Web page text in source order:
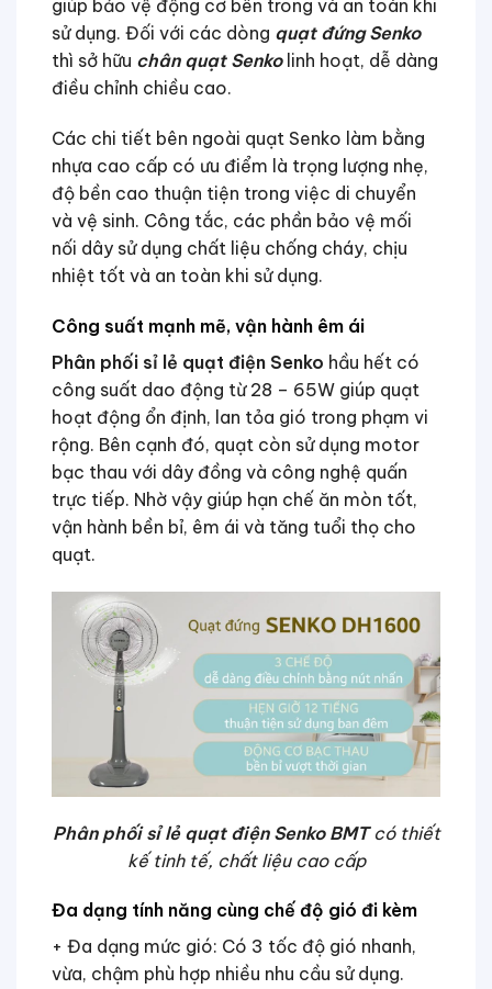
giúp bảo vệ động cơ bên trong và an toàn khi
sử dụng. Đối với các dòng quạt đứng Senko
thì sở hữu chân quạt Senko linh hoạt, dễ dàng
điều chỉnh chiều cao.
Các chi tiết bên ngoài quạt Senko làm bằng
nhựa cao cấp có ưu điểm là trọng lượng nhẹ,
độ bền cao thuận tiện trong việc di chuyển
và vệ sinh. Công tắc, các phần bảo vệ mối
nối dây sử dụng chất liệu chống cháy, chịu
nhiệt tốt và an toàn khi sử dụng.
Công suất mạnh mẽ, vận hành êm ái
Phân phối sỉ lẻ quạt điện Senko hầu hết có
công suất dao động từ 28 – 65W giúp quạt
hoạt động ổn định, lan tỏa gió trong phạm vi
rộng. Bên cạnh đó, quạt còn sử dụng motor
bạc thau với dây đồng và công nghệ quấn
trực tiếp. Nhờ vậy giúp hạn chế ăn mòn tốt,
vận hành bền bỉ, êm ái và tăng tuổi thọ cho
quạt.
Phân phối sỉ lẻ quạt điện Senko BMTcó thiết
kế tinh tế, chất liệu cao cấp
Đa dạng tính năng cùng chế độ gió đi kèm
+ Đa dạng mức gió: Có 3 tốc độ gió nhanh,
vừa, chậm phù hợp nhiều nhu cầu sử dụng.